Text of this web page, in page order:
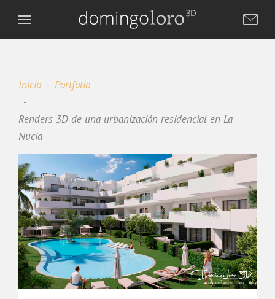
Inicio Portfolio
Renders 3D de una urbanización residencial en La
Nucía
DL
Domingo Loro 3D
Asistente virtual